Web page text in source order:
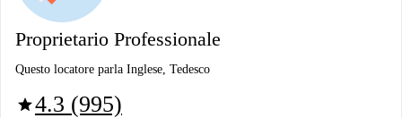
Proprietario Professionale
Questo locatore parla Inglese, Tedesco
star4.3 (995)